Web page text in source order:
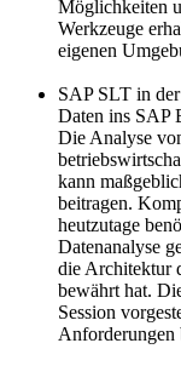
Möglichkeiten
Werkzeuge
eigenen
SAP SLT in
Daten ins SAP
Die Analyse
kann
beitragen.
heutzutage
Datenanalyse
die Architektur
bewährt hat.
Session
Anforderungen